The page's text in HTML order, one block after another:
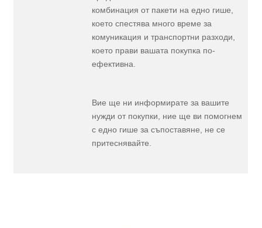
комбинация от пакети на едно гише,
което спестява много време за
комуникация и транспортни разходи,
което прави вашата покупка по-
ефективна.
Вие ще ни информирате за вашите
нужди от покупки, ние ще ви помогнем
с едно гише за съпоставяне, не се
притеснявайте.